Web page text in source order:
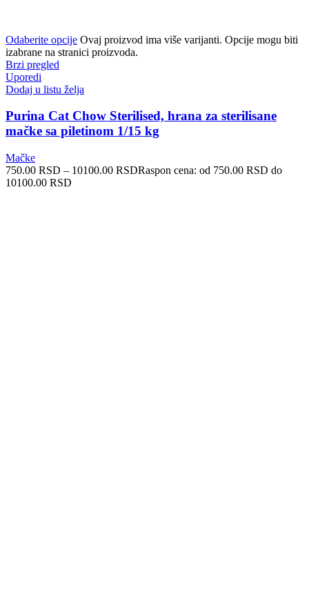
Odaberite opcije Ovaj proizvod ima više varijanti. Opcije mogu biti
izabrane na stranici proizvoda.
Brzi pregled
Uporedi
Dodaj u listu želja
Purina Cat Chow Sterilised, hrana za sterilisane
mačke sa piletinom 1/15 kg
Mačke
750.00 RSD – 10100.00 RSDRaspon cena: od 750.00 RSD do
10100.00 RSD